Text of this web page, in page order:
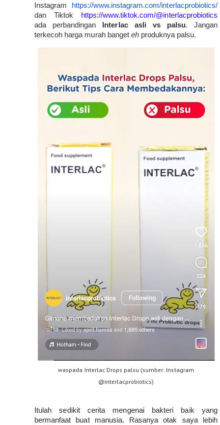
Instagram
https://www.instagram.com/interlacprobiotics/
dan Tiktok
ada perbandingan
Interlac asli vs palsu. Jangan
terkecoh harga murah banget eh produknya palsu.
waspada Interlac Drops palsu (sumber: Instagram
@interlacprobiotics)
Itulah sedikit cerita mengenai bakteri baik yang
bermanfaat buat manusia. Rasanya otak saya lebih